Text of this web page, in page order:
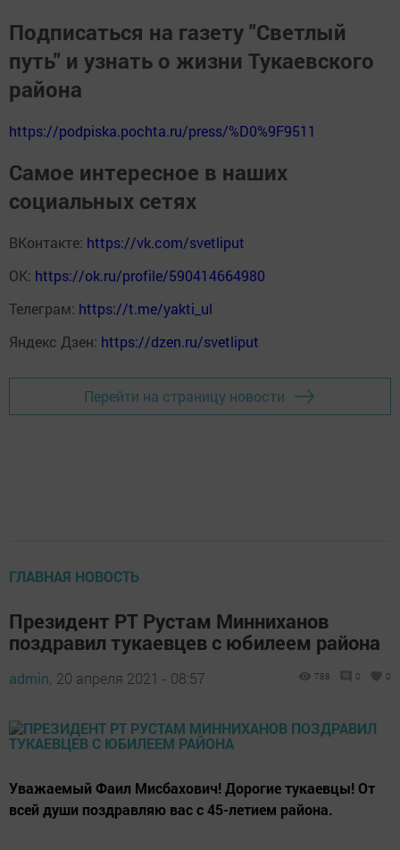
Подписаться на газету "Светлый
путь" и узнать о жизни Тукаевского
района
https://podpiska.pochta.ru/press/%D0%9F9511
Самое интересное в наших
социальных сетях
ВКонтакте: https://vk.com/svetliput
ОК: https://ok.ru/profile/590414664980
Телеграм: https://t.me/yakti_ul
Яндекс Дзен: https://dzen.ru/svetliput
Перейти на страницу новости
ГЛАВНАЯ НОВОСТЬ
Президент РТ Рустам Минниханов
поздравил тукаевцев с юбилеем района
admin, 20 апреля 2021 - 08:57 788 0 0
Уважаемый Фаил Мисбахович! Дорогие тукаевцы! От
всей души поздравляю вас с 45-летием района.